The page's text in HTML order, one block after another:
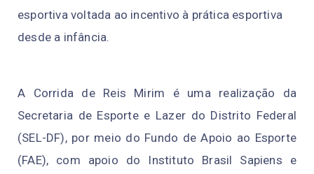
esportiva voltada ao incentivo à prática esportiva
desde a infância.
A Corrida de Reis Mirim é uma realização da
Secretaria de Esporte e Lazer do Distrito Federal
(SEL-DF), por meio do Fundo de Apoio ao Esporte
(FAE), com apoio do Instituto Brasil Sapiens e